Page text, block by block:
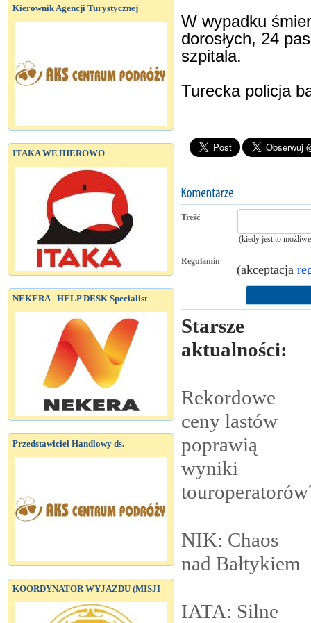
Kierownik Agencji Turystycznej
ITAKA WEJHEROWO
NEKERA - HELP DESK Specialist
Przedstawiciel Handlowy ds.
KOORDYNATOR WYJAZDU (MISJI
W wypadku
dorosłych, 24
szpitala.
Turecka policja
Treść
(kiedy jest to
Regulamin
(akceptacja
Starsze
aktualności:
Rekordowe
ceny lastów
poprawią
wyniki
NIK: Chaos
nad Bałtykiem
IATA: Silne